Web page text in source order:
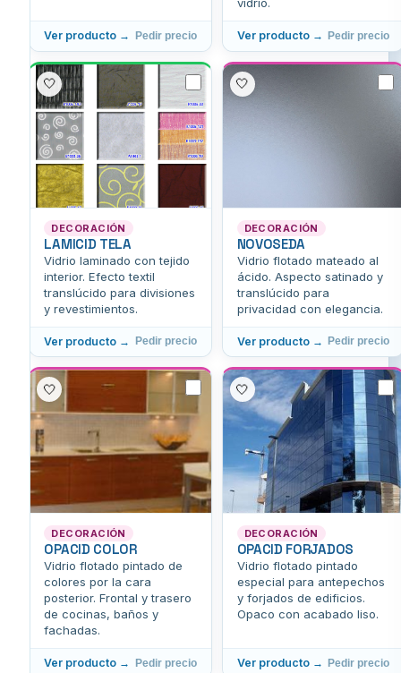
Ver producto → Pedir precio Ver producto → Pedir precio
DECORACIÓN
LAMICID TELA
Vidrio laminado con tejido
interior. Efecto textil
translúcido para divisiones
y revestimientos.
Ver producto → Pedir precio
🤍
DECORACIÓN
NOVOSEDA
Vidrio flotado mateado al
ácido. Aspecto satinado y
translúcido para
privacidad con elegancia.
Ver producto → Pedir precio
🤍
DECORACIÓN
OPACID COLOR
Vidrio flotado pintado de
colores por la cara
posterior. Frontal y trasero
de cocinas, baños y
fachadas.
Ver producto → Pedir precio
🤍
DECORACIÓN
OPACID FORJADOS
Vidrio flotado pintado
especial para antepechos
y forjados de edificios.
Opaco con acabado liso.
Ver producto → Pedir precio
🤍